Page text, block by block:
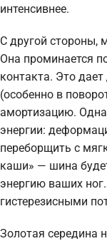
интенсивнее.
С другой стороны,
Она проминается
контакта. Это
(особенно в
амортизацию.
энергии:
переборщить с
каши» — шина
энергию ваших
гистерезисными
Золотая середина